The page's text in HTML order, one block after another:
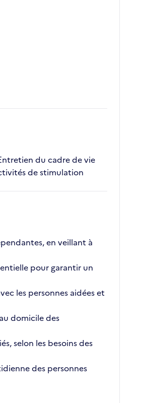
du cadre de vie
de stimulation
en veillant à
pour garantir un
les personnes aidées et
domicile des
selon les besoins des
des personnes